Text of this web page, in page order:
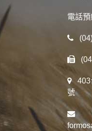
電話
403
號